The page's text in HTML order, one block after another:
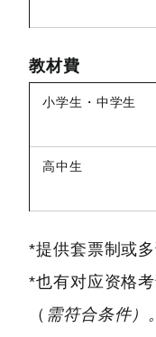
教材費
小学生・中学生
高中生
*提供套票制或多
*也有对应资格
（ 需符合条件）。